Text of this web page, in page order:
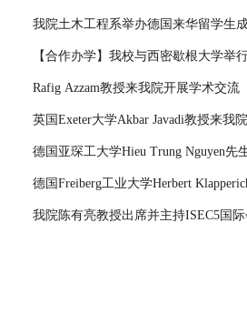
我院土木工程系举办德国来华留学生
【合作办学】我校与西密歇根大学举
Rafig Azzam教授来我院开展学术交流
英国Exeter大学Akbar Javadi教授来我
德国亚琛工大学Hieu Trung Nguyen
德国Freiberg工业大学Herbert
我院陈有亮教授出席并主持ISEC5国